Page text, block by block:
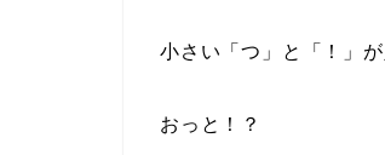
小さい「つ」と「！」
おっと！？